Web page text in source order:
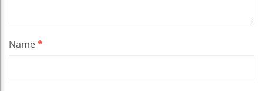
Name*